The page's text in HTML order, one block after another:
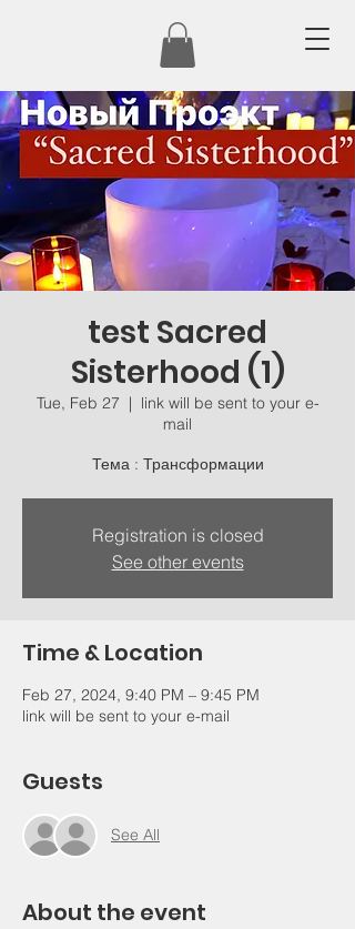
test Sacred
Sisterhood (1)
Tue, Feb 27
  |
link will be sent to your e-
mail
Тема : Трансформации
Registration is closed
See other events
Time & Location
Feb 27, 2024, 9:40 PM – 9:45 PM
link will be sent to your e-mail
Guests
See All
About the event